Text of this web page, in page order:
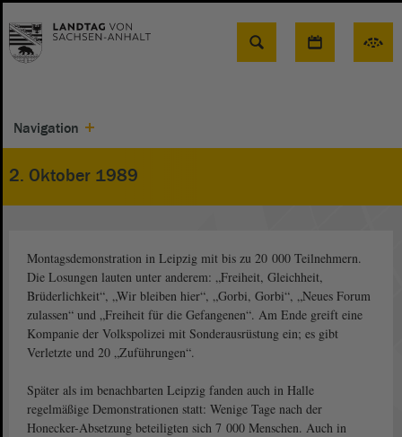
Suche
Navigation
2. Oktober 1989
Montagsdemonstration in Leipzig mit bis zu 20 000 Teilnehmern.
Die Losungen lauten unter anderem: „Freiheit, Gleichheit,
Brüderlichkeit“, „Wir bleiben hier“, „Gorbi, Gorbi“, „Neues Forum
zulassen“ und „Freiheit für die Gefangenen“. Am Ende greift eine
Kompanie der Volkspolizei mit Sonderausrüstung ein; es gibt
Verletzte und 20 „Zuführungen“.
Später als im benachbarten Leipzig fanden auch in Halle
regelmäßige Demonstrationen statt: Wenige Tage nach der
Honecker-​Absetzung beteiligten sich 7 000 Menschen. Auch in